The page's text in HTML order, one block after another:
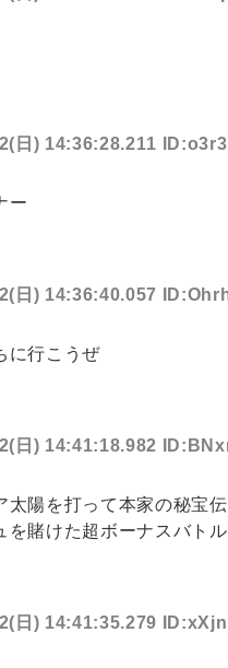
日) 14:36:28.211
ー
日) 14:36:40.057
に行こうぜ
日) 14:41:18.982
太陽を打って本家の秘宝
を賭けた超ボーナスバト
日) 14:41:35.279